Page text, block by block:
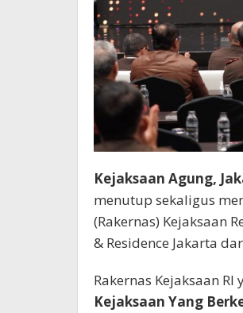
Kejaksaan Agung,
menutup sekaligus
(Rakernas) Kejaksaan
& Residence Jakarta
Rakernas Kejaksaan RI
Kejaksaan Yang